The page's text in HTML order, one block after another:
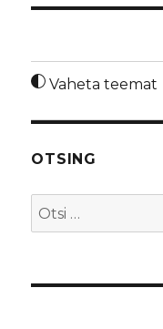
Vaheta teemat
OTSING
Otsi: